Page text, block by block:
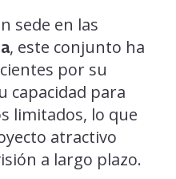
sede en las
, este conjunto ha
por su
capacidad para
limitados, lo que
atractivo
a largo plazo.